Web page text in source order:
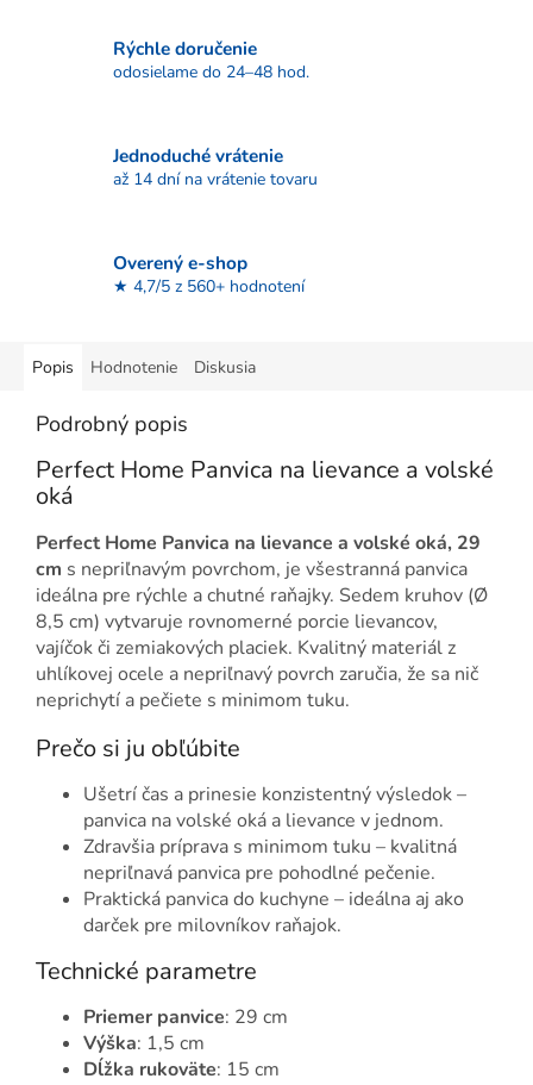
Rýchle doručenie
odosielame do 24–48 hod.
Jednoduché vrátenie
až 14 dní na vrátenie tovaru
Overený e-shop
★ 4,7/5 z 560+ hodnotení
Popis Hodnotenie Diskusia
Podrobný popis
Perfect Home Panvica na lievance a volské
oká
Perfect Home Panvica na lievance a volské oká, 29
cm s nepriľnavým povrchom, je všestranná panvica
ideálna pre rýchle a chutné raňajky. Sedem kruhov (Ø
8,5 cm) vytvaruje rovnomerné porcie lievancov,
vajíčok či zemiakových placiek. Kvalitný materiál z
uhlíkovej ocele a nepriľnavý povrch zaručia, že sa nič
neprichytí a pečiete s minimom tuku.
Prečo si ju obľúbite
Ušetrí čas a prinesie konzistentný výsledok –
panvica na volské oká a lievance v jednom.
Zdravšia príprava s minimom tuku – kvalitná
nepriľnavá panvica pre pohodlné pečenie.
Praktická panvica do kuchyne – ideálna aj ako
darček pre milovníkov raňajok.
Technické parametre
Priemer panvice: 29 cm
Výška: 1,5 cm
Dĺžka rukoväte: 15 cm